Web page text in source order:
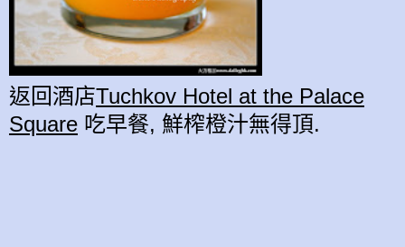
返回酒店Tuchkov Hotel at the Palace
Square 吃早餐, 鮮榨橙汁無得頂.